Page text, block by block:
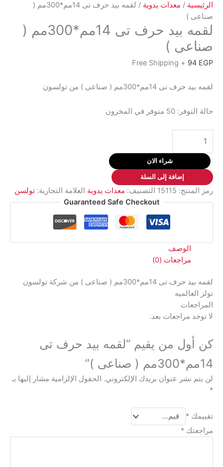
الرئيسية / معدات يدوية
/ لقمه بيد حرف تى 14مم*300مم (
صناعى )
لقمه بيد حرف تى 14مم*300مم (
صناعى )
94 EGP
+ Free Shipping
لقمه بيد حرف تى 14مم*300مم ( صناعى ) من تولسون
حالة التوفر: 50 متوفر في المخزون
لقمه
بيد
حرف
تى
14مم*300مم
(
شراء الان
إضافة إلى السلة
رمز المنتج: 15115 التصنيف: معدات يدوية العلامة التجارية: تولسن
Guaranteed Safe Checkout
الوصف
مراجعات (0)
لقمه بيد حرف تى 14مم*300مم ( صناعى ) من شركة تولسون
تولز العالميه
المراجعات
لا توجد مراجعات بعد.
كن أول من يقيم “لقمه بيد حرف تى
14مم*300مم ( صناعى )”
لن يتم نشر عنوان بريدك الإلكتروني. الحقول الإلزامية مشار إليها بـ
*
تقييمك *
مراجعتك *